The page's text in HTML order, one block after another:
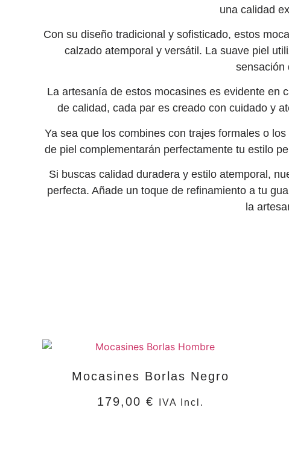
una calidad
Con su diseño tradicional y sofisticado, estos
calzado atemporal y versátil. La suave piel
sensación
La artesanía de estos mocasines es evidente en
de calidad, cada par es creado con cuidado y
Ya sea que los combines con trajes formales o
de piel complementarán perfectamente tu estilo
Si buscas calidad duradera y estilo atemporal,
perfecta. Añade un toque de refinamiento a tu
la
Mocasines Borlas Negro
179,00 € IVA Incl.